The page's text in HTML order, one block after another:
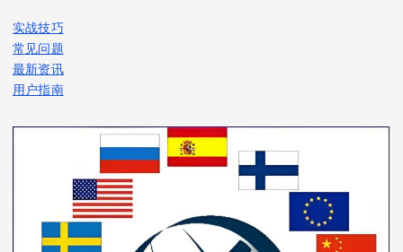
实战技巧
常见问题
最新资讯
用户指南